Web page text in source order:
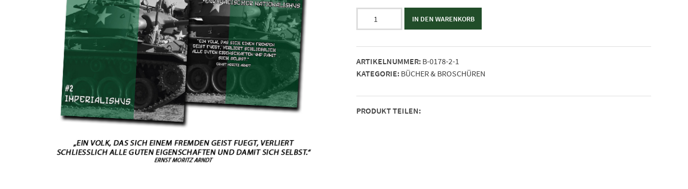
Aktion
#2
Menge
IN DEN WARENKORB
ARTIKELNUMMER: B-0178-2-1
KATEGORIE: BÜCHER & BROSCHÜREN
PRODUKT TEILEN: